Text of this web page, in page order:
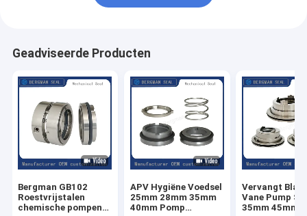
Geadviseerde Producten
Bergman GB102
Roestvrijstalen
chemische pompen
APV Hygiëne Voedsel
25mm 28mm 35mm
40mm Pomp
Vervangt
Vane Pump
35mm 45mm